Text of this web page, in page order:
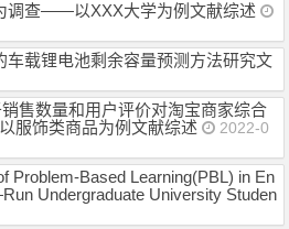
调查——以XXX大学为例文献综述
车载锂电池剩余容量预测方法研究文
售数量和用户评价对淘宝商家综合
服饰类商品为例文献综述
2022-0
Problem-Based Learning(PBL) in En
Undergraduate University Studen